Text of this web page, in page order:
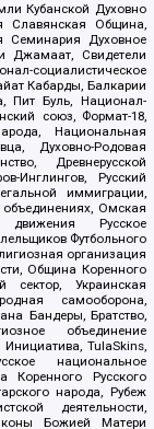
Кубанской Духовно
Славянская Община,
Семинария Духовное
Джамаат, Свидетели
социалистическое
Кабарды, Балкарии
Пит Буль, Национал-
союз, Формат-18,
Национальная
Духовно-Родовая
Древнерусской
Инглингов, Русский
иммиграции,
Омская
движения Русское
Футбольного
организация
Община Коренного
сектор, Украинская
самооборона,
Бандеры, Братство,
объединение
TulaSkins,
национальное
Коренного Русского
народа, Рубеж
деятельности,
Божией Матери